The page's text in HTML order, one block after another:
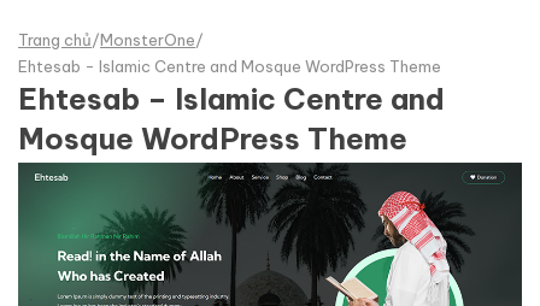
Trang chủ/MonsterOne/
Ehtesab - Islamic Centre and Mosque WordPress Theme
Ehtesab – Islamic Centre and
Mosque WordPress Theme